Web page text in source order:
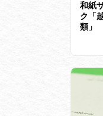
和紙
ク「
類」